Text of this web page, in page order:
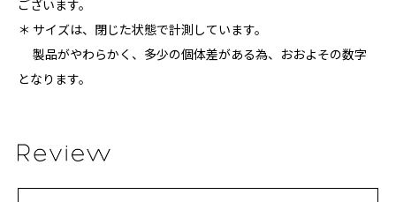
ございます。
＊ サイズは、閉じた状態で計測しています。
製品がやわらかく、多少の個体差がある為、おおよその数字
となります。